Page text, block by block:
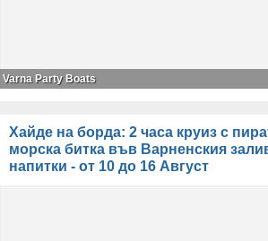
Varna Party Boats
Хайде на борда: 2 часа круиз с
морска битка във Варненския
напитки - от 10 до 16 Август